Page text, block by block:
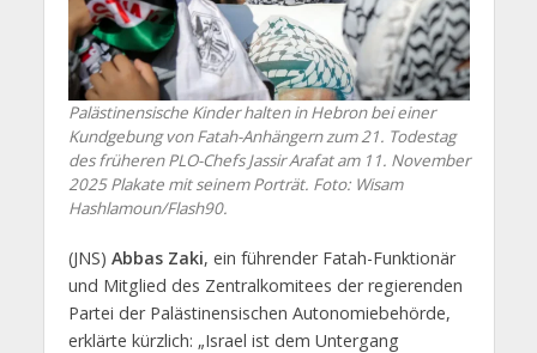
Palästinensische Kinder halten in Hebron bei einer
Kundgebung von Fatah-Anhängern zum 21. Todestag
des früheren PLO-Chefs Jassir Arafat am 11. November
2025 Plakate mit seinem Porträt. Foto: Wisam
Hashlamoun/Flash90.
(JNS) Abbas Zaki, ein führender Fatah-Funktionär
und Mitglied des Zentralkomitees der regierenden
Partei der Palästinensischen Autonomiebehörde,
erklärte kürzlich: „Israel ist dem Untergang